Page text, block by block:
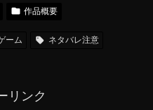
作品概要
ーム ネタバレ注意
リンク